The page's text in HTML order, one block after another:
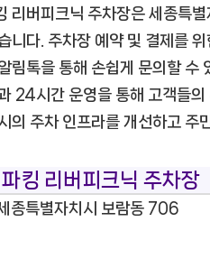
리버피크닉 주차장은 세종특
니다. 주차장 예약 및 결제를
림톡을 통해 손쉽게 문의할 수
24시간 운영을 통해 고객들
의 주차 인프라를 개선하고 주
킹 리버피크닉 주차장
종특별자치시 보람동 706